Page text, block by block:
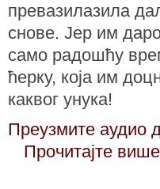
превазилазила
снове. Јер им
само радошћу
ћерку, која им
каквог унука!
Преузмите аудио
Прочитајте више